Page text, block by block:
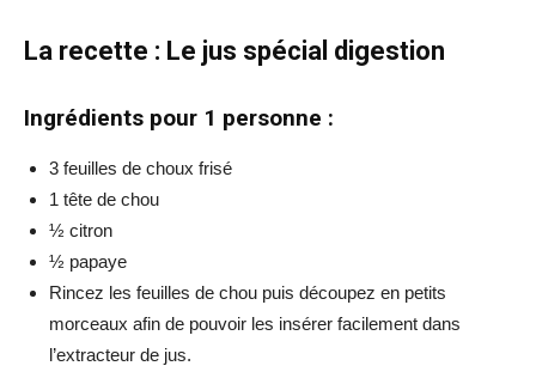
La recette : Le jus spécial digestion
Ingrédients pour 1 personne :
3 feuilles de choux frisé
1 tête de chou
½ citron
½ papaye
Rincez les feuilles de chou puis découpez en petits
morceaux afin de pouvoir les insérer facilement dans
l’extracteur de jus.